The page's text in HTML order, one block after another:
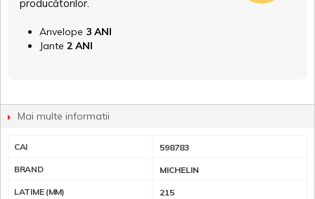
producătorilor.
Anvelope 3 ANI
Jante 2 ANI
Mai multe informatii
CAI 598783
BRAND MICHELIN
LATIME (MM) 215